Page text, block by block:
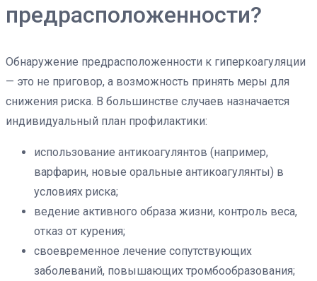
предрасположенности?
Обнаружение предрасположенности к гиперкоагуляции
— это не приговор, а возможность принять меры для
снижения риска. В большинстве случаев назначается
индивидуальный план профилактики:
использование антикоагулянтов (например,
варфарин, новые оральные антикоагулянты) в
условиях риска;
ведение активного образа жизни, контроль веса,
отказ от курения;
своевременное лечение сопутствующих
заболеваний, повышающих тромбообразования;